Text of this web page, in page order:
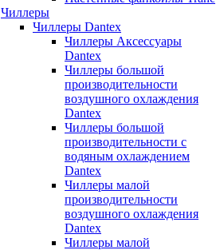
Чиллеры
Чиллеры Dantex
Чиллеры Аксессуары
Dantex
Чиллеры большой
производительности
воздушного охлаждения
Dantex
Чиллеры большой
производительности с
водяным охлаждением
Dantex
Чиллеры малой
производительности
воздушного охлаждения
Dantex
Чиллеры малой